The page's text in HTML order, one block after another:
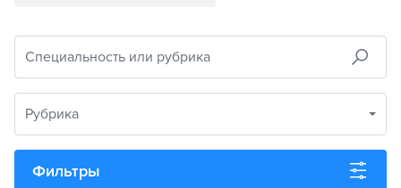
Специальность или рубрика
Рубрика
Фильтры